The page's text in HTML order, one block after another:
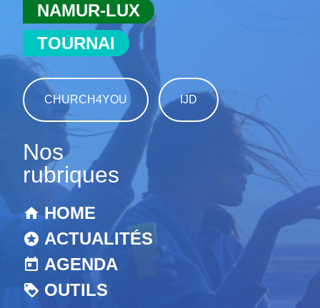
NAMUR-LUX
TOURNAI
CHURCH4YOU IJD
Nos
rubriques
HOME
ACTUALITÉS
AGENDA
OUTILS